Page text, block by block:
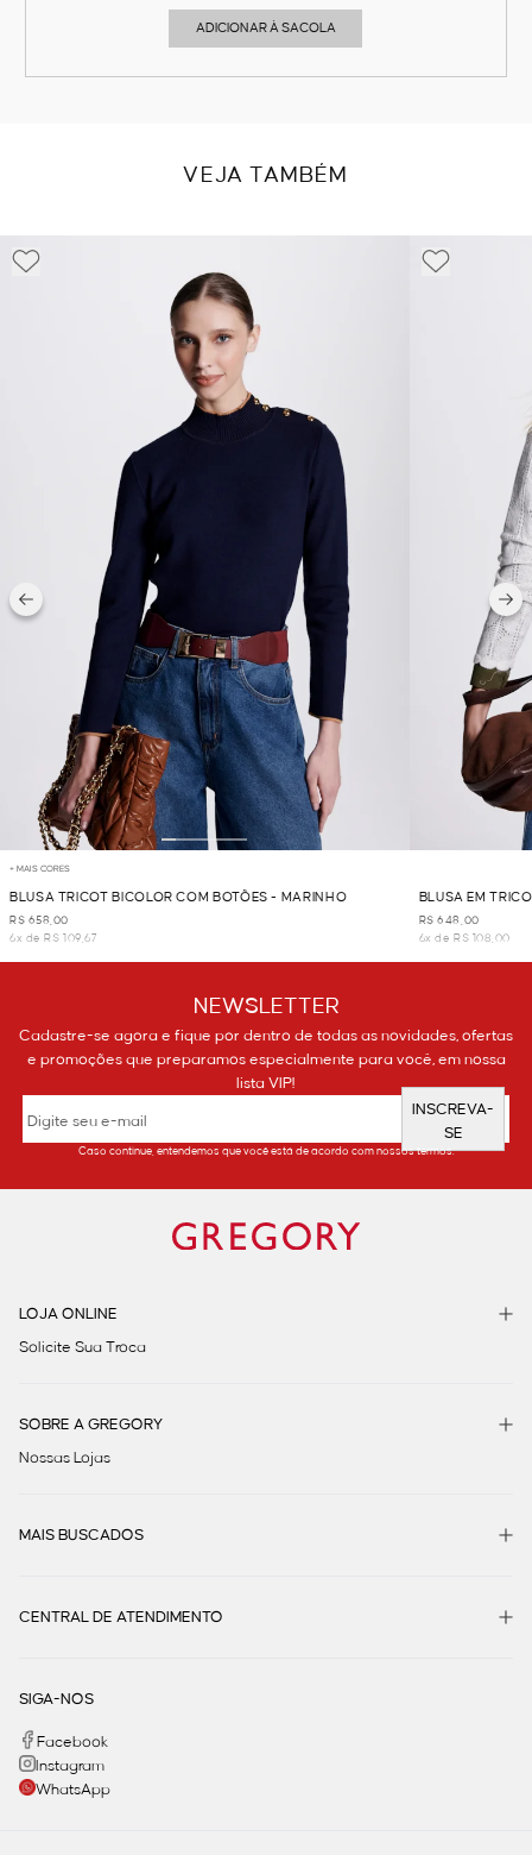
ADICIONAR À SACOLA
VEJA TAMBÉM
+ MAIS CORES
BLUSA TRICOT BICOLOR COM BOTÕES - MARINHO
R$ 658,00
6x de R$ 109,67
BLUSA EM
R$ 648,00
6x de R$ 108,00
NEWSLETTER
Cadastre-se agora e fique por dentro de todas as novidades, ofertas
e promoções que preparamos especialmente para você, em nossa
lista VIP!
INSCREVA-
SE
Caso continue, entendemos que você está de acordo com nossos termos.
LOJA ONLINE
Solicite Sua Troca
SOBRE A GREGORY
Nossas Lojas
MAIS BUSCADOS
CENTRAL DE ATENDIMENTO
SIGA-NOS
Facebook
Instagram
WhatsApp